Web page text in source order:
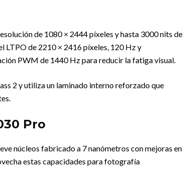
de 1080 × 2444 píxeles y hasta 3000 nits de
LTPO de 2210 × 2416 píxeles, 120 Hz y
PWM de 1440 Hz para reducir la fatiga visual.
2 y utiliza un laminado interno reforzado que
Pro
núcleos fabricado a 7 nanómetros con mejoras en
estas capacidades para fotografía